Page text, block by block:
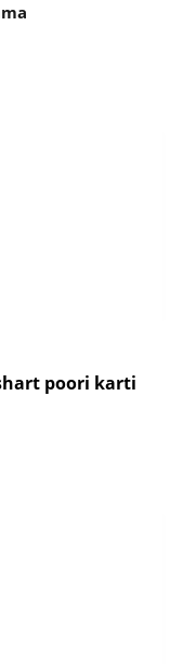
poori karti